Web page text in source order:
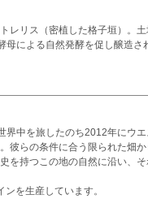
リス（密植した格子垣）。土
による自然発酵を促し醸造さ
中を旅したのち2012年にウ
彼らの条件に合う限られた畑
を持つこの地の自然に沿い、
を生産しています。